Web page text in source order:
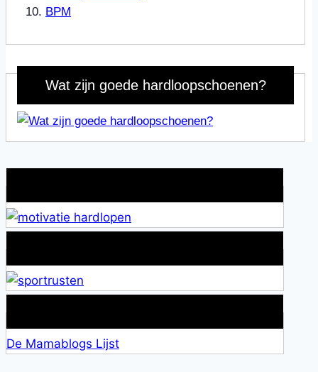
BPM
Wat zijn goede hardloopschoenen?
De Mamablogs Lijst